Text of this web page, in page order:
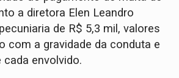
a diretora Elen Leandro
de R$ 5,3 mil, valores
com a gravidade da conduta e
envolvido.